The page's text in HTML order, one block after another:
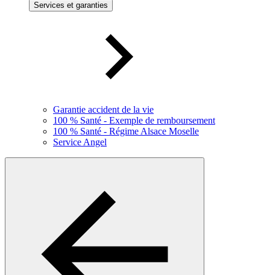
Services et garanties
Garantie accident de la vie
100 % Santé - Exemple de remboursement
100 % Santé - Régime Alsace Moselle
Service Angel